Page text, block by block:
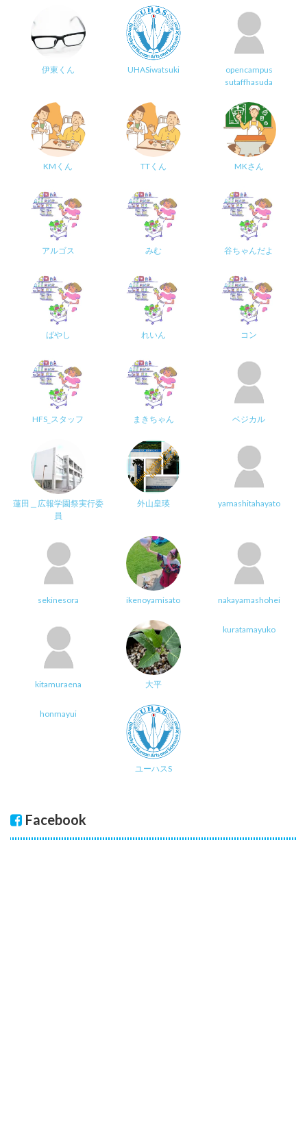
伊東くん UHASiwatsuki
opencampus
sutaffhasuda
KMくん TTくん MKさん
アルゴス みむ 谷ちゃんだよ
ばやし れいん コン
HFS_スタッフ まきちゃん ベジカル
蓮田＿広報学園祭実行委
員
外山皇瑛 yamashitahayato
sekinesora ikenoyamisato nakayamashohei
kitamuraena 大平
kuratamayuko
honmayui
ユーハスS
Facebook